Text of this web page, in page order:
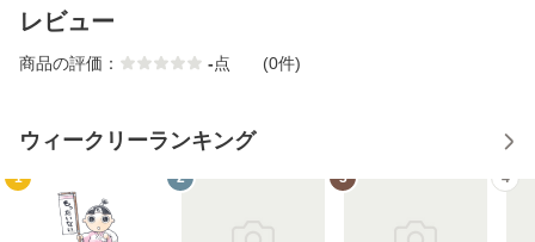
レビュー
商品の評価： -点 (0件)
ウィークリーランキング
1 2 3 4